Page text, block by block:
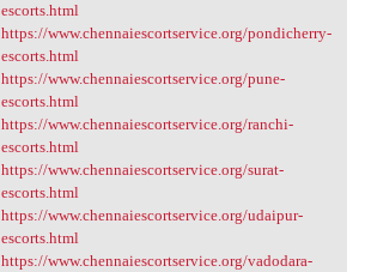
escorts.html
https://www.chennaiescortservice.org/pondicherry-
escorts.html
https://www.chennaiescortservice.org/pune-
escorts.html
https://www.chennaiescortservice.org/ranchi-
escorts.html
https://www.chennaiescortservice.org/surat-
escorts.html
https://www.chennaiescortservice.org/udaipur-
escorts.html
https://www.chennaiescortservice.org/vadodara-